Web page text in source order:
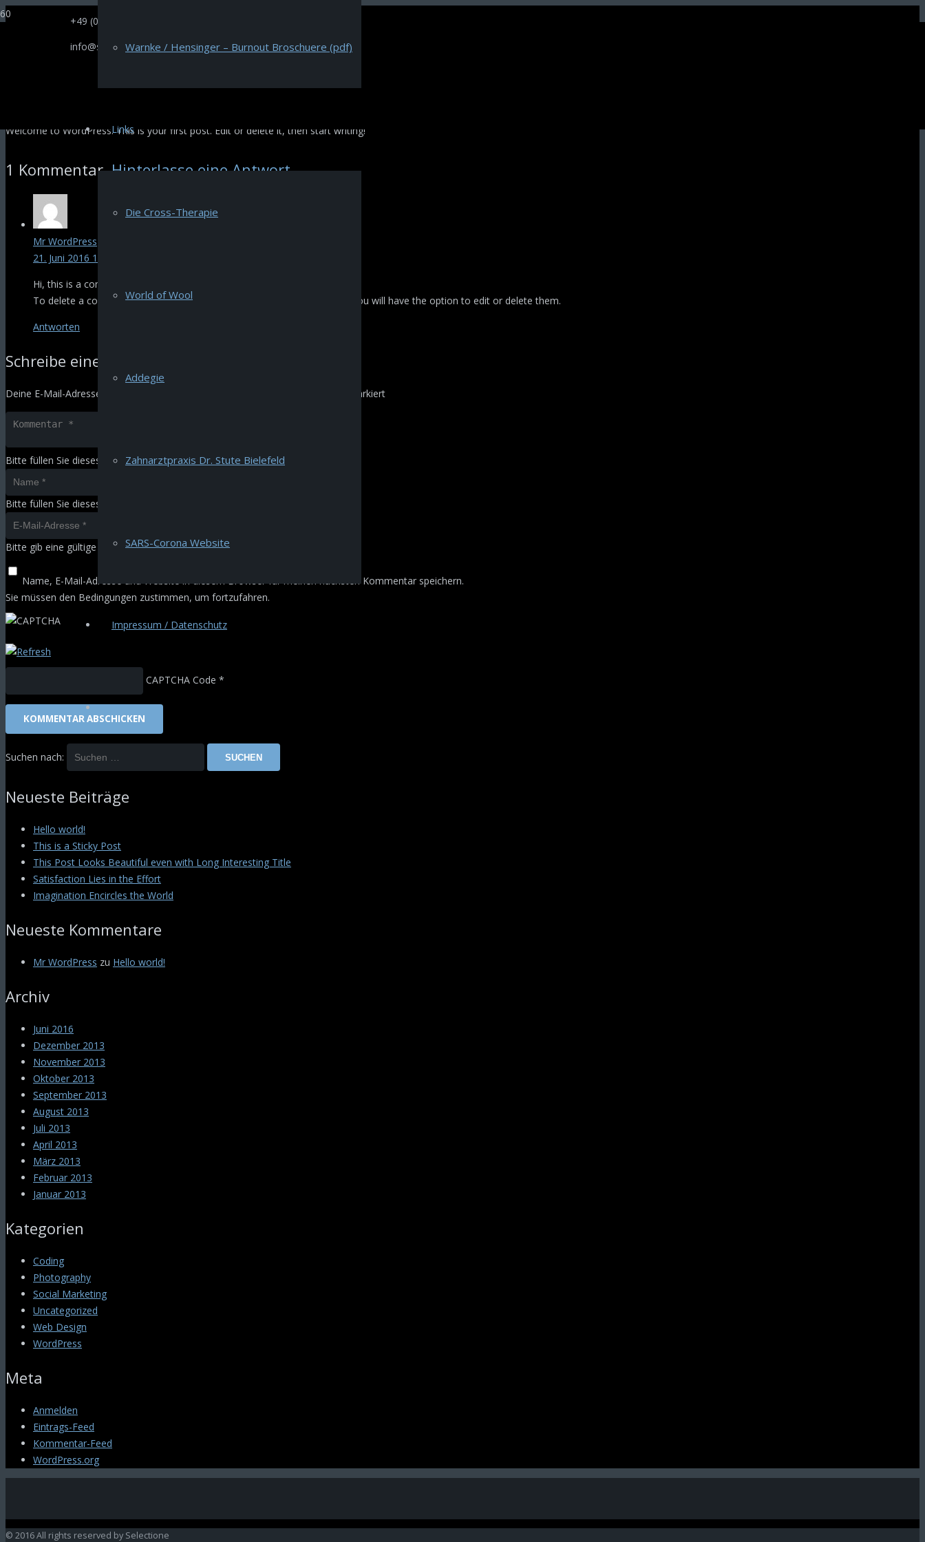
+49 (0)521 66669
info@selectione.deWarnke / Hensinger – Burnout Broschuere (pdf)
Links
Die Cross-Therapie
World of Wool
Addegie
Zahnarztpraxis Dr. Stute Bielefeld
SARS-Corona Website
Impressum / Datenschutz
Welcome to WordPress. This is your first post. Edit or delete it, then start writing!
1 Kommentar. Hinterlasse eine Antwort
Mr WordPress
21. Juni 2016 15:33
Hi, this is a comment.
To delete a comment, just log in and view the post's comments. There you will have the option to edit or delete them.
Antworten
Schreibe einen Kommentar
Deine E-Mail-Adresse wird nicht veröffentlicht. markiert
Bitte füllen Sie dieses Feld aus.
Bitte füllen Sie dieses Feld aus.
Bitte gib eine gültige E-Mail-Adresse ein.
Name, E-Mail-Adresse und Website in diesem Browser für meinen nächsten Kommentar speichern.
Sie müssen den Bedingungen zustimmen, um fortzufahren.
CAPTCHA Code *
KOMMENTAR ABSCHICKEN
Suchen nach:
Neueste Beiträge
Hello world!
This is a Sticky Post
This Post Looks Beautiful even with Long Interesting Title
Satisfaction Lies in the Effort
Imagination Encircles the World
Neueste Kommentare
Mr WordPress zu Hello world!
Archiv
Juni 2016
Dezember 2013
November 2013
Oktober 2013
September 2013
August 2013
Juli 2013
April 2013
März 2013
Februar 2013
Januar 2013
Kategorien
Coding
Photography
Social Marketing
Uncategorized
Web Design
WordPress
Meta
Anmelden
Eintrags-Feed
Kommentar-Feed
WordPress.org
© 2016 All rights reserved by Selectione